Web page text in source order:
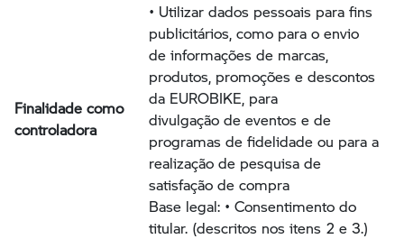
Finalidade como
controladora
• Utilizar dados pessoais para fins
publicitários, como para o envio
de informações de marcas,
produtos, promoções e descontos
da EUROBIKE, para
divulgação de eventos e de
programas de fidelidade ou para a
realização de pesquisa de
satisfação de compra
Base legal: • Consentimento do
titular. (descritos nos itens 2 e 3.)